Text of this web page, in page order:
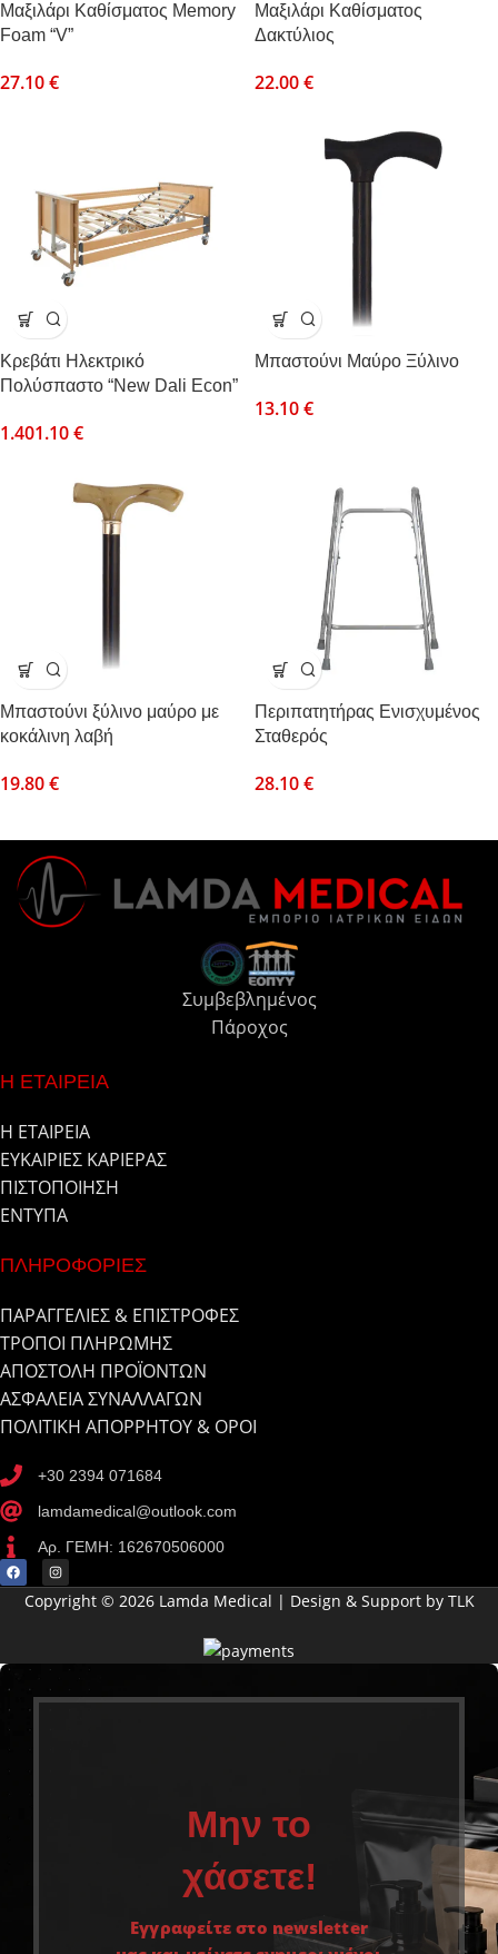
Mαξιλάρι Kαθίσματος Memory
Foam “V”
27.10€
Mαξιλάρι Καθίσματος
Δακτύλιος
22.00€
Κρεβάτι Ηλεκτρικό
Πολύσπαστο “New Dali Econ”
1.401.10€
Μπαστούνι Μαύρο Ξύλινο
13.10€
Μπαστούνι ξύλινο μαύρο με
κοκάλινη λαβή
19.80€
Περιπατητήρας Ενισχυμένος
Σταθερός
28.10€
Συμβεβλημένος
Πάροχος
Η ΕΤΑΙΡΕΙΑ
Η ΕΤΑΙΡΕΙΑ
ΕΥΚΑΙΡΙΕΣ ΚΑΡΙΕΡΑΣ
ΠΙΣΤΟΠΟΙΗΣΗ
ΕΝΤΥΠΑ
ΠΛΗΡΟΦΟΡΙΕΣ
ΠΑΡΑΓΓΕΛΙΕΣ & ΕΠΙΣΤΡΟΦΕΣ
ΤΡΟΠΟΙ ΠΛΗΡΩΜΗΣ
ΑΠΟΣΤΟΛΗ ΠΡΟΪΟΝΤΩΝ
ΑΣΦΑΛΕΙΑ ΣΥΝΑΛΛΑΓΩΝ
ΠΟΛΙΤΙΚΗ ΑΠΟΡΡΗΤΟΥ & ΟΡΟΙ
+30 2394 071684
lamdamedical@outlook.com
Αρ. ΓΕΜΗ: 162670506000
Copyright © 2026 Lamda Medical | Design & Support by TLK
Μην το
χάσετε!
Εγγραφείτε στο newsletter